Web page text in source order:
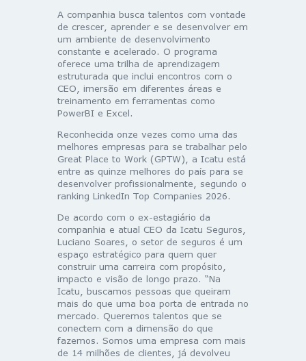
A companhia busca talentos com vontade
de crescer, aprender e se desenvolver em
um ambiente de desenvolvimento
constante e acelerado. O programa
oferece uma trilha de aprendizagem
estruturada que inclui encontros com o
CEO, imersão em diferentes áreas e
treinamento em ferramentas como
PowerBI e Excel.
Reconhecida onze vezes como uma das
melhores empresas para se trabalhar pelo
Great Place to Work (GPTW), a Icatu está
entre as quinze melhores do país para se
desenvolver profissionalmente, segundo o
ranking LinkedIn Top Companies 2026.
De acordo com o ex-estagiário da
companhia e atual CEO da Icatu Seguros,
Luciano Soares, o setor de seguros é um
espaço estratégico para quem quer
construir uma carreira com propósito,
impacto e visão de longo prazo. “Na
Icatu, buscamos pessoas que queiram
mais do que uma boa porta de entrada no
mercado. Queremos talentos que se
conectem com a dimensão do que
fazemos. Somos uma empresa com mais
de 14 milhões de clientes, já devolveu